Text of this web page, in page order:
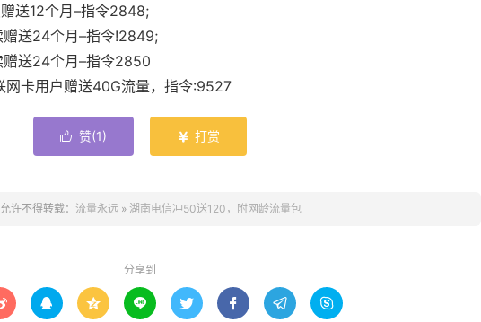
送12个月–指令2848;
送24个月–指令!2849;
送24个月–指令2850
卡用户赠送40G流量，指令:9527
 赞(1)  打赏
许不得转载： 流量永远 » 湖南电信冲50送120，附网龄流量包
分享到
      